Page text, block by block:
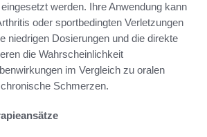
werden. Ihre Anwendung kann
oder sportbedingten Verletzungen
niedrigen Dosierungen und die direkte
die Wahrscheinlichkeit
im Vergleich zu oralen
Schmerzen.